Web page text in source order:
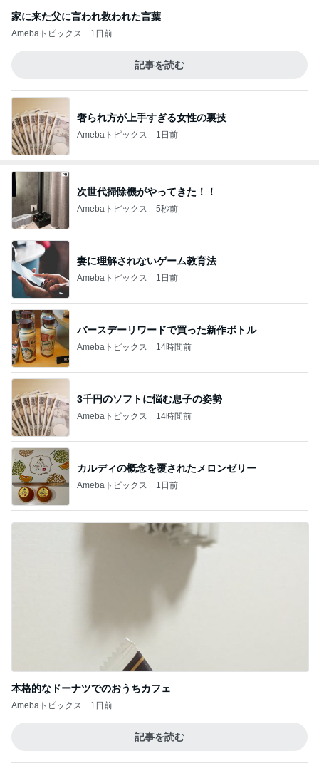
家に来た父に言われ救われた言葉
Amebaトピックス 1日前
記事を読む
奢られ方が上手すぎる女性の裏技
Amebaトピックス 1日前
次世代掃除機がやってきた！！
Amebaトピックス 5秒前
妻に理解されないゲーム教育法
Amebaトピックス 1日前
バースデーリワードで買った新作ボトル
Amebaトピックス 14時間前
3千円のソフトに悩む息子の姿勢
Amebaトピックス 14時間前
カルディの概念を覆されたメロンゼリー
Amebaトピックス 1日前
本格的なドーナツでのおうちカフェ
Amebaトピックス 1日前
記事を読む